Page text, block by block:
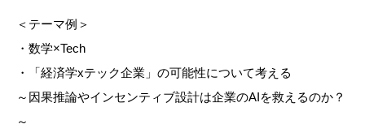
＜テーマ例＞
・数学×Tech
・「経済学xテック企業」の可能性について考える
～因果推論やインセンティブ設計は企業のAIを救えるのか？
～